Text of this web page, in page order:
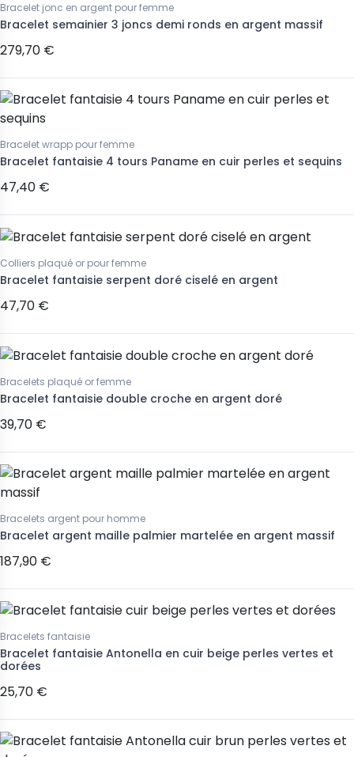
Bracelet jonc en argent pour femme
Bracelet semainier 3 joncs demi ronds en argent massif
279,70 €
Bracelet wrapp pour femme
Bracelet fantaisie 4 tours Paname en cuir perles et sequins
47,40 €
Colliers plaqué or pour femme
Bracelet fantaisie serpent doré ciselé en argent
47,70 €
Bracelets plaqué or femme
Bracelet fantaisie double croche en argent doré
39,70 €
Bracelets argent pour homme
Bracelet argent maille palmier martelée en argent massif
187,90 €
Bracelets fantaisie
Bracelet fantaisie Antonella en cuir beige perles vertes et
dorées
25,70 €